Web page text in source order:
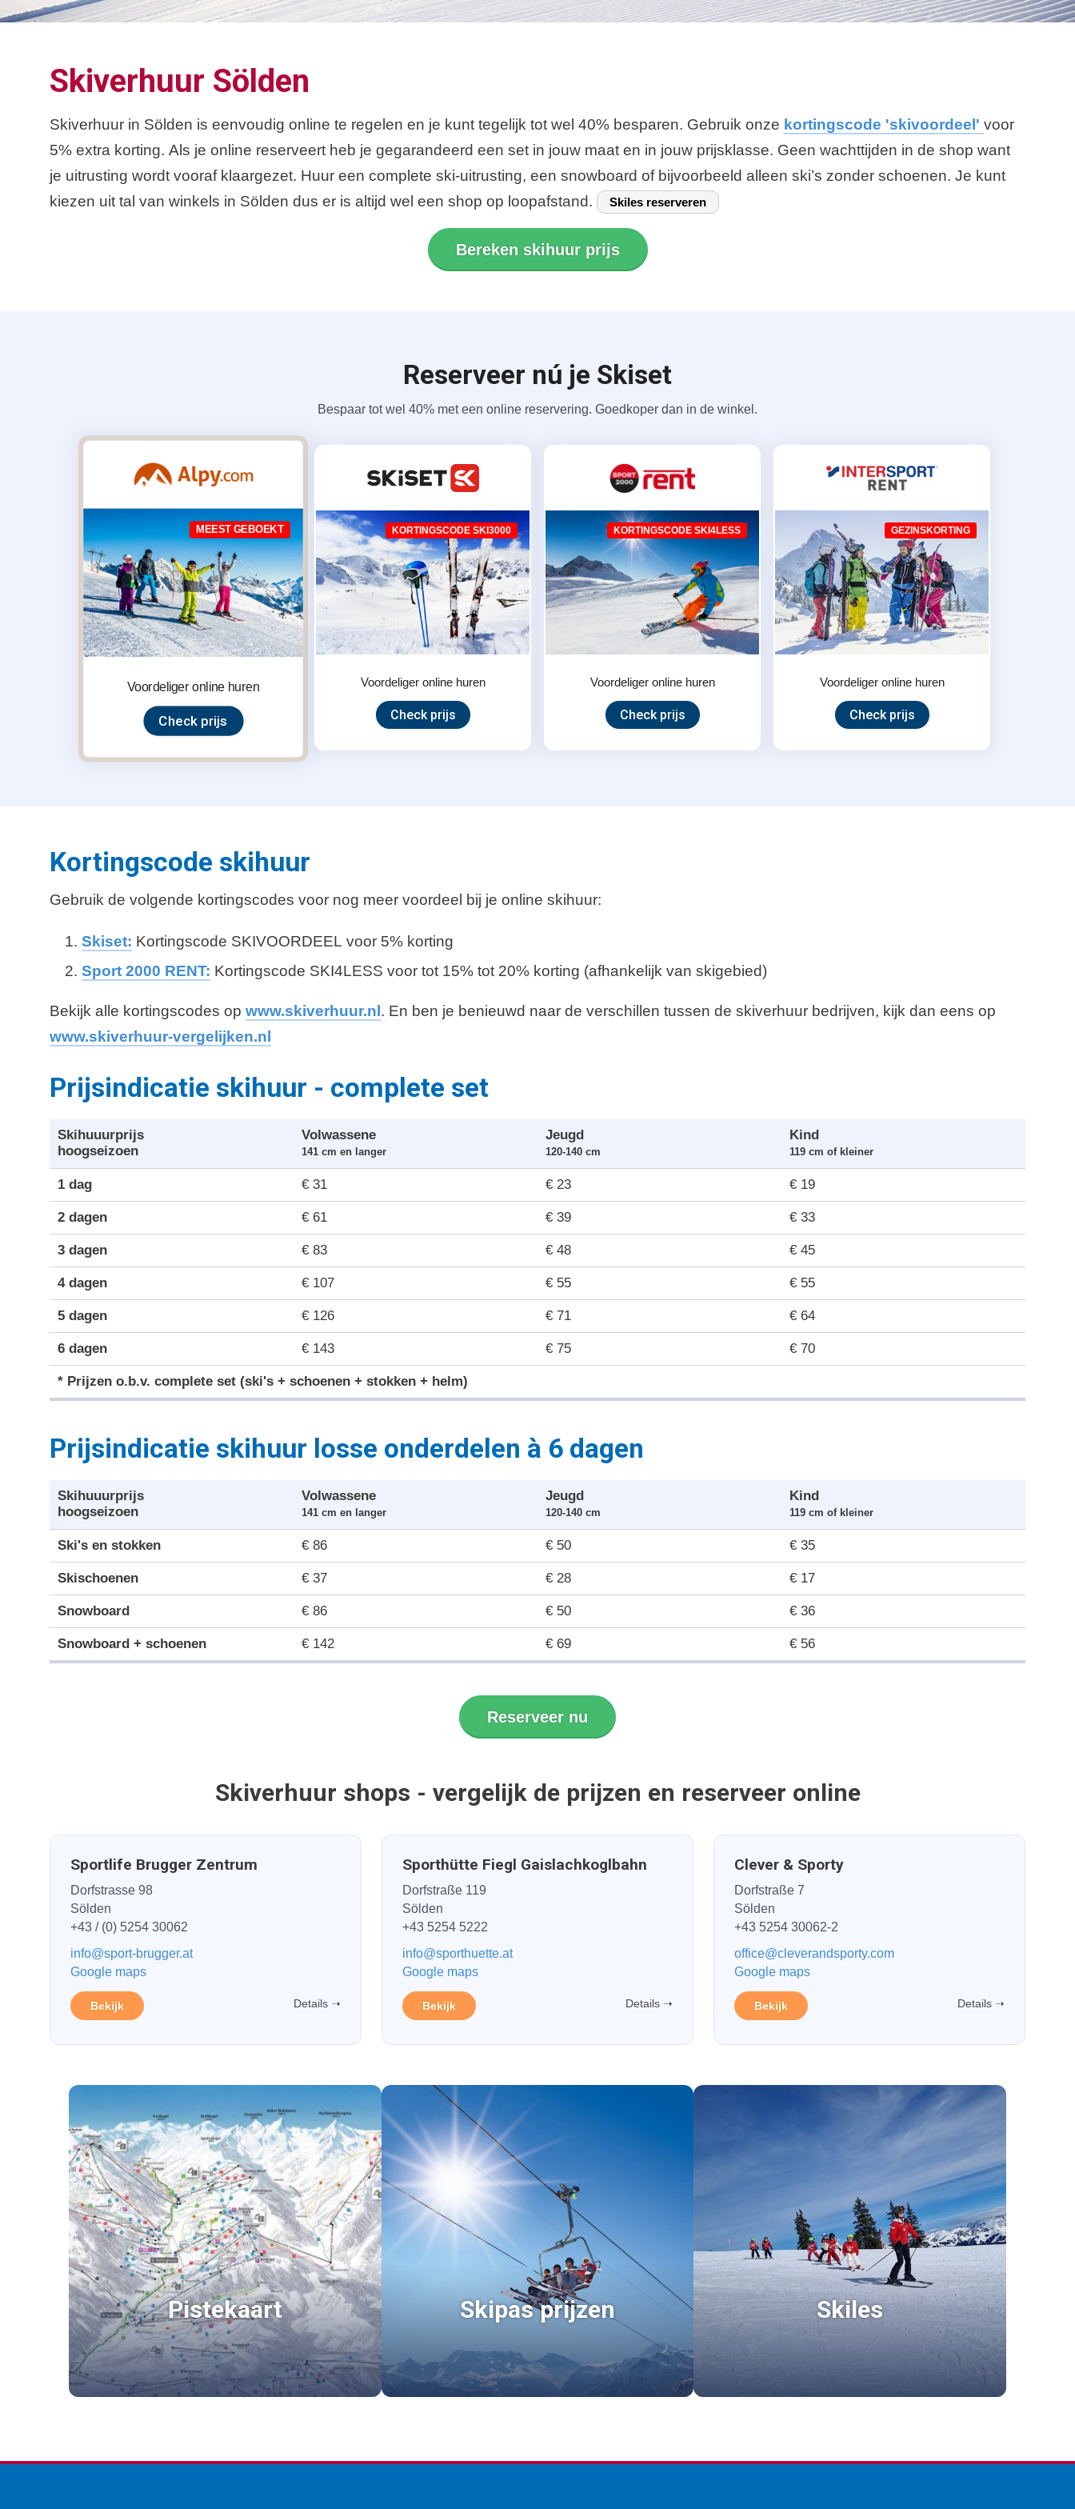
Skiverhuur Sölden
Skiverhuur in Sölden is eenvoudig online te regelen en je kunt tegelijk tot wel 40% besparen. Gebruik onze kortingscode 'skivoordeel' voor
5% extra korting. Als je online reserveert heb je gegarandeerd een set in jouw maat en in jouw prijsklasse. Geen wachttijden in de shop want
je uitrusting wordt vooraf klaargezet. Huur een complete ski-uitrusting, een snowboard of bijvoorbeeld alleen ski’s zonder schoenen. Je kunt
kiezen uit tal van winkels in Sölden dus er is altijd wel een shop op loopafstand.
Skiles reserveren
Bereken skihuur prijs
Reserveer nú je Skiset
Bespaar tot wel 40% met een online reservering. Goedkoper dan in de winkel.
MEEST GEBOEKT
Voordeliger online huren
Check prijs
KORTINGSCODE SKI3000
Voordeliger online huren
Check prijs
KORTINGSCODE SKI4LESS
Voordeliger online huren
Check prijs
GEZINSKORTING
Voordeliger online huren
Check prijs
Kortingscode skihuur
Gebruik de volgende kortingscodes voor nog meer voordeel bij je online skihuur:
Skiset: Kortingscode SKIVOORDEEL voor 5% korting
Sport 2000 RENT: Kortingscode SKI4LESS voor tot 15% tot 20% korting (afhankelijk van skigebied)
Bekijk alle kortingscodes op www.skiverhuur.nl. En ben je benieuwd naar de verschillen tussen de skiverhuur bedrijven, kijk dan eens op
www.skiverhuur-vergelijken.nl
Prijsindicatie skihuur - complete set
Skihuuurprijs
hoogseizoen
Volwassene
141 cm en langer
Jeugd
120-140 cm
Kind
119 cm of kleiner
1 dag € 31 € 23 € 19
2 dagen € 61 € 39 € 33
3 dagen € 83 € 48 € 45
4 dagen € 107 € 55 € 55
5 dagen € 126 € 71 € 64
6 dagen € 143 € 75 € 70
* Prijzen o.b.v. complete set (ski's + schoenen + stokken + helm)
Prijsindicatie skihuur losse onderdelen à 6 dagen
Skihuuurprijs
hoogseizoen
Volwassene
141 cm en langer
Jeugd
120-140 cm
Kind
119 cm of kleiner
Ski's en stokken € 86 € 50 € 35
Skischoenen € 37 € 28 € 17
Snowboard € 86 € 50 € 36
Snowboard + schoenen € 142 € 69 € 56
Reserveer nu
Skiverhuur shops - vergelijk de prijzen en reserveer online
Sportlife Brugger Zentrum
Dorfstrasse 98
Sölden
+43 / (0) 5254 30062
info@sport-brugger.at
Google maps
Bekijk Details ➝
Sporthütte Fiegl Gaislachkoglbahn
Dorfstraße 119
Sölden
+43 5254 5222
info@sporthuette.at
Google maps
Bekijk Details ➝
Clever & Sporty
Dorfstraße 7
Sölden
+43 5254 30062-2
office@cleverandsporty.com
Google maps
Bekijk Details ➝
Pistekaart Skipas prijzen Skiles